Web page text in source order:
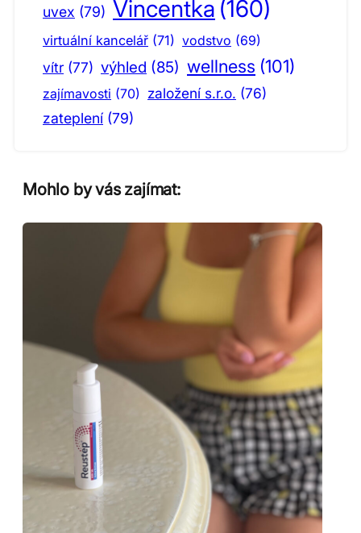
uvex (79) Vincentka (160)
virtuální kancelář (71) vodstvo (69)
vítr (77) výhled (85) wellness (101)
zajímavosti (70) založení s.r.o. (76)
zateplení (79)
Mohlo by vás zajímat: